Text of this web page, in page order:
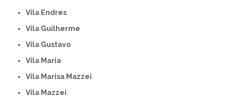
Vila Endres
Vila Guilherme
Vila Gustavo
Vila Maria
Vila Marisa Mazzei
Vila Mazzei